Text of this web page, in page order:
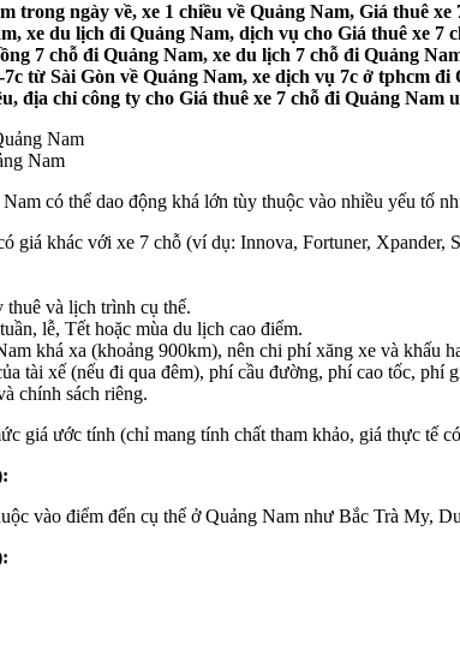
trong ngày về, xe 1 chiều về Quảng Nam, Giá thuê
xe du lịch đi Quảng Nam, dịch vụ cho Giá thuê xe
7 chỗ đi Quảng Nam, xe du lịch 7 chỗ đi Quảng
từ Sài Gòn về Quảng Nam, xe dịch vụ 7c ở tphcm
địa chỉ công ty cho Giá thuê xe 7 chỗ đi Quảng Nam
Nam
có thể dao động khá lớn tùy thuộc vào nhiều yếu tố
giá khác với xe 7 chỗ (ví dụ: Innova, Fortuner, Xpander,
thuê và lịch trình cụ thể.
lễ, Tết hoặc mùa du lịch cao điểm.
khá xa (khoảng 900km), nên chi phí xăng xe và khấu
tài xế (nếu đi qua đêm), phí cầu đường, phí cao tốc, phí
chính sách riêng.
giá ước tính (chỉ mang tính chất tham khảo, giá thực tế
vào điểm đến cụ thể ở Quảng Nam như Bắc Trà My,